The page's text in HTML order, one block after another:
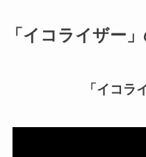
「イコライザー
「イコラ